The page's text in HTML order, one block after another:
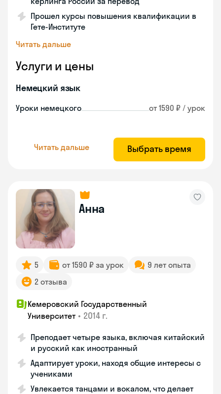
Прошел курсы повышения квалификации в
Гете-Институте
Читать дальше
Услуги и цены
Немецкий язык
Уроки немецкого от 1590 ₽ / урок
Читать дальше Выбрать время
Анна
5 от 1590 ₽ за урок
9 лет опыта
2 отзыва
Кемеровский Государственный
Университет • 2014 г.
Преподает четыре языка, включая китайский
и русский как иностранный
Адаптирует уроки, находя общие интересы с
учениками
Увлекается танцами и вокалом, что делает